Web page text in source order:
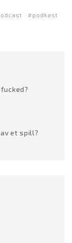
podkast
fucked?
et spill?